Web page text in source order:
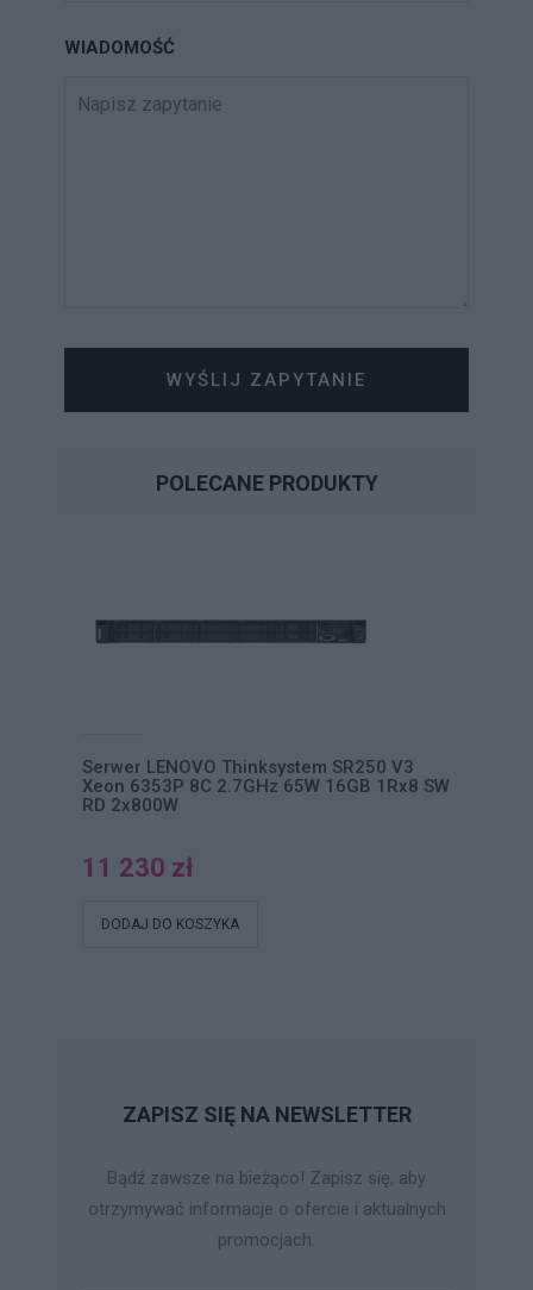
WIADOMOŚĆ
WYŚLIJ ZAPYTANIE
POLECANE PRODUKTY
Serwer LENOVO Thinksystem SR250 V3
Xeon 6353P 8C 2.7GHz 65W 16GB 1Rx8 SW
RD 2x800W
11 230 zł
DODAJ DO KOSZYKA
ZAPISZ SIĘ NA NEWSLETTER
Bądź zawsze na bieżąco! Zapisz się, aby
otrzymywać informacje o ofercie i aktualnych
promocjach.